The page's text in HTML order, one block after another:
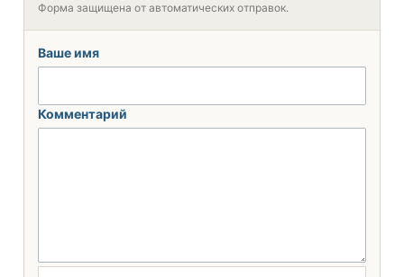
Форма защищена от автоматических отправок.
Ваше имя
Комментарий